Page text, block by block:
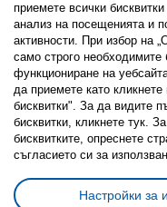
Последвайте ни:
FacebookTwitterYoutube
Политика за
Избор на
Условия за ползване на
приемете всички
анализ на посещенията и
активности. При избор на
само строго необходимитe
функциониране на
да приемете като
бисквитки". За да видите
бисквитки, кликнете тук.
бисквитките, опреснете
съгласието си за
Настройки за